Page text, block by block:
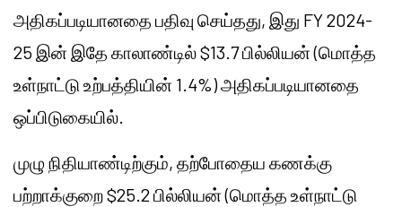
அதிகப்படியானதை பதிவு செய்தது, இது FY 2024-
25 இன் இதே காலாண்டில் $13.7 பில்லியன் (மொத்த
உள்நாட்டு உற்பத்தியின் 1.4%) அதிகப்படியானதை
ஒப்பிடுகையில்.
முழு நிதியாண்டிற்கும், தற்போதைய கணக்கு
பற்றாக்குறை $25.2 பில்லியன் (மொத்த உள்நாட்டு